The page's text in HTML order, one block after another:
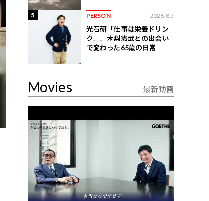
5 PERSON 2026.8.5
光石研「仕事は栄養ドリン
ク」。木梨憲武との出会い
で変わった65歳の日常
Movies 最新動画